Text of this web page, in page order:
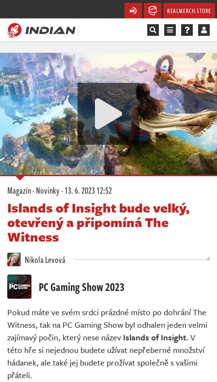
REALMERCH.STORE
Magazín
Recenze
Videa
Soutěže
Databáze
Komunita
Redakce
Živě
Magazín·Novinky·13. 6. 2023 12:52
Islands of Insight bude velký,
otevřený a připomíná The
Witness
Nikola Levová
PC Gaming Show 2023
Pokud máte ve svém srdci prázdné místo po dohrání The
Witness, tak na PC Gaming Show byl odhalen jeden velmi
zajímavý počin, který nese název Islands of Insight. V
této hře si nejednou budete užívat nepřeberné množství
hádanek, ale také jej budete prožívat společně s vašimi
přáteli.